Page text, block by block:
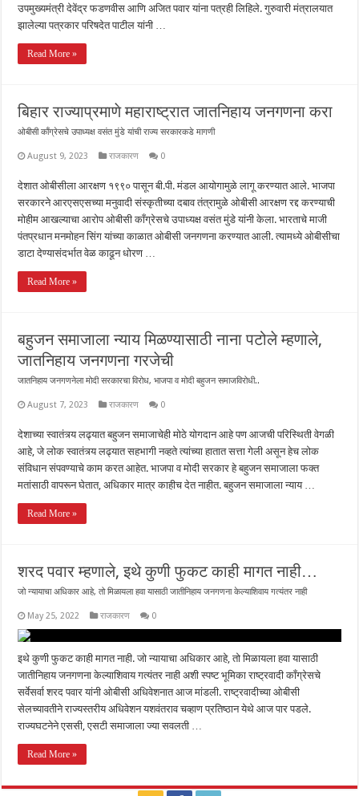
उपमुख्यमंत्री देवेंद्र फडणवीस आणि अजित पवार यांना पत्रही लिहिले. गुरुवारी मंत्रालयात
झालेल्या पत्रकार परिषदेत पाटील यांनी …
Read More »
बिहार राज्याप्रमाणे महाराष्ट्रात जातनिहाय जनगणना करा
ओबीसी काँग्रेसचे उपाध्यक्ष वसंत मुंडे यांची राज्य सरकारकडे मागणी
August 9, 2023 राजकारण 0
देशात ओबीसीला आरक्षण १९९० पासून बी.पी. मंडल आयोगामुळे लागू करण्यात आले. भाजपा
सरकारने आरएसएसच्या मनुवादी संस्कृतीच्या दबाव तंत्रामुळे ओबीसी आरक्षण रद्द करण्याची
मोहीम आखल्याचा आरोप ओबीसी काँग्रेसचे उपाध्यक्ष वसंत मुंडे यांनी केला. भारताचे माजी
पंतप्रधान मनमोहन सिंग यांच्या काळात ओबीसी जनगणना करण्यात आली. त्यामध्ये ओबीसीचा
डाटा देण्यासंदर्भात वेळ काढून धोरण …
Read More »
बहुजन समाजाला न्याय मिळण्यासाठी नाना पटोले म्हणाले,
जातनिहाय जनगणना गरजेची
जातनिहाय जनगणनेला मोदी सरकारचा विरोध, भाजपा व मोदी बहुजन समाजविरोधी..
August 7, 2023 राजकारण 0
देशाच्या स्वातंत्र्य लढ्यात बहुजन समाजाचेही मोठे योगदान आहे पण आजची परिस्थिती वेगळी
आहे, जे लोक स्वातंत्र्य लढ्यात सहभागी नव्हते त्यांच्या हातात सत्ता गेली असून हेच लोक
संविधान संपवण्याचे काम करत आहेत. भाजपा व मोदी सरकार हे बहुजन समाजाला फक्त
मतांसाठी वापरून घेतात, अधिकार मात्र काहीच देत नाहीत. बहुजन समाजाला न्याय …
Read More »
शरद पवार म्हणाले, इथे कुणी फुकट काही मागत नाही…
जो न्यायाचा अधिकार आहे, तो मिळायला हवा यासाठी जातीनिहाय जनगणना केल्याशिवाय गत्यंतर नाही
May 25, 2022 राजकारण 0
इथे कुणी फुकट काही मागत नाही. जो न्यायाचा अधिकार आहे, तो मिळायला हवा यासाठी
जातीनिहाय जनगणना केल्याशिवाय गत्यंतर नाही अशी स्पष्ट भूमिका राष्ट्रवादी काँग्रेसचे
सर्वेसर्वा शरद पवार यांनी ओबीसी अधिवेशनात आज मांडली. राष्ट्रवादीच्या ओबीसी
सेलच्यावतीने राज्यस्तरीय अधिवेशन यशवंतराव चव्हाण प्रतिष्ठान येथे आज पार पडले.
राज्यघटनेने एससी, एसटी समाजाला ज्या सवलती …
Read More »